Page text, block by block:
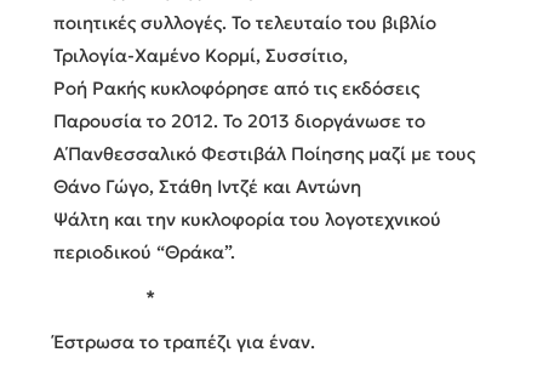
ποιητικές συλλογές. Το τελευταίο του βιβλίο
Τριλογία-Χαμένο Κορμί, Συσσίτιο,
Ροή Ρακής κυκλοφόρησε από τις εκδόσεις
Παρουσία το 2012. Το 2013 διοργάνωσε το
Α΄Πανθεσσαλικό Φεστιβάλ Ποίησης μαζί με τους
Θάνο Γώγο, Στάθη Ιντζέ και Αντώνη
Ψάλτη και την κυκλοφορία του λογοτεχνικού
περιοδικού “Θράκα”.
*
Έστρωσα το τραπέζι για έναν.